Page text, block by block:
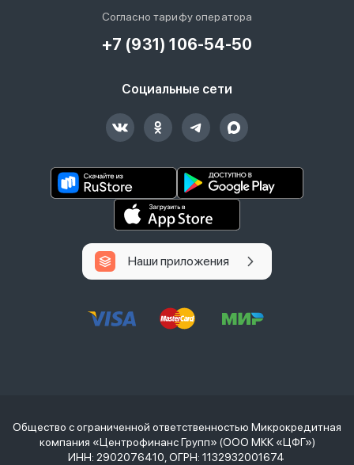
Согласно тарифу оператора
+7 (931) 106-54-50
Социальные сети
Наши приложения
Общество с ограниченной ответственностью Микрокредитная
компания «Центрофинанс Групп» (ООО МКК «ЦФГ»)
ИНН: 2902076410, ОГРН: 1132932001674